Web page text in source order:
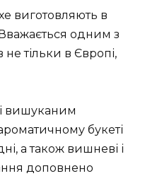
виготовляють в
одним з
тільки в Європі,
вишуканим
букеті
а також вишневі і
доповнено